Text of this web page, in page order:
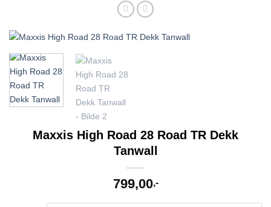
Maxxis High Road 28 Road TR Dekk
Tanwall
799,00,-